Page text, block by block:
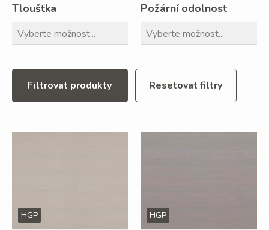
Tloušťka Požární odolnost
Filtrovat produkty Resetovat filtry
HGP HGP